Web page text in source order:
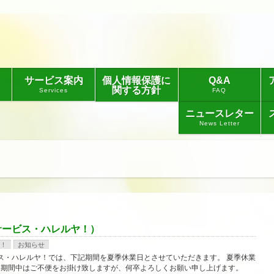
サービス案内
Services
個人情報保護に
関する方針
Q&A
FAQ
ニュースレター
News Letter
ビス・ハレルヤ！）
お知らせ
ハレルヤ！では、下記期間を夏季休業日とさせていただきます。 夏季休業
間中はご不便をお掛け致しますが、何卒よろしくお願い申し上げます。